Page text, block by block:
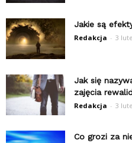
Jakie są
Redakcja - 3
Jak się
zajęcia
Redakcja - 3
Co grozi za